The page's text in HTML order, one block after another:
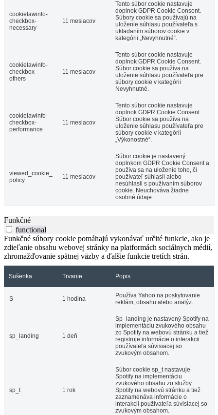
cookielawinfo-
checkbox-
necessary
11 mesiacov
Tento súbor cookie nastavuje
doplnok GDPR Cookie Consent.
Súbory cookie sa používajú na
uloženie súhlasu používateľa s
ukladaním súborov cookie v
kategórii „Nevyhnutné“.
cookielawinfo-
checkbox-
others
11 mesiacov
Tento súbor cookie nastavuje
doplnok GDPR Cookie Consent.
Súbor cookie sa používa na
uloženie súhlasu používateľa pre
súbory cookie v kategórii
Nevyhnutné.
cookielawinfo-
checkbox-
performance
11 mesiacov
Tento súbor cookie nastavuje
doplnok GDPR Cookie Consent.
Súbor cookie sa používa na
uloženie súhlasu používateľa pre
súbory cookie v kategórii
„Výkonostné“.
viewed_cookie_
policy
11 mesiacov
Súbor cookie je nastavený
doplnkom GDPR Cookie Consent a
používa sa na uloženie toho, či
používateľ súhlasil alebo
nesúhlasil s používaním súborov
cookie. Neuchováva žiadne
osobné údaje.
Funkčné
functional
Funkčné súbory cookie pomáhajú vykonávať určité funkcie, ako je
zdieľanie obsahu webovej stránky na platformách sociálnych médií,
zhromažďovanie spätnej väzby a ďalšie funkcie tretích strán.
Sušenka Trvanie Popis
S 1 hodina
Používa Yahoo na poskytovanie
reklám, obsahu alebo analýz.
sp_landing 1 deň
Sp_landing je nastavený Spotify na
implementáciu zvukového obsahu
zo Spotify na webovú stránku a tiež
registruje informácie o interakcii
používateľa súvisiacej so
zvukovým obsahom.
sp_t 1 rok
Súbor cookie sp_t nastavuje
Spotify na implementáciu
zvukového obsahu zo služby
Spotify na webovú stránku a tiež
zaznamenáva informácie o
interakcii používateľa súvisiacej so
zvukovým obsahom.